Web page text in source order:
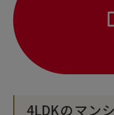
4LDKのマン